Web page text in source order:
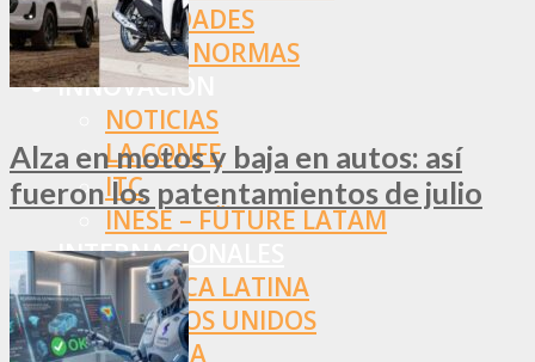
SOCIEDADES
OTRAS NORMAS
INNOVACIÓN
NOTICIAS
LA CONFE
ITC
INESE – FÜTURE LATAM
INTERNACIONALES
AMÉRICA LATINA
ESTADOS UNIDOS
EUROPA
Alza en motos y baja en autos: así
fueron los patentamientos de julio